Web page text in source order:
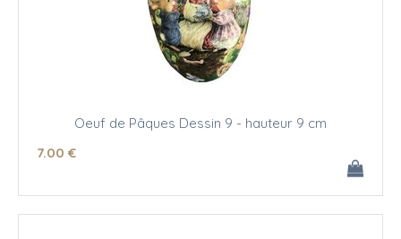
Oeuf de Pâques Dessin 9 - hauteur 9 cm
7.00 €